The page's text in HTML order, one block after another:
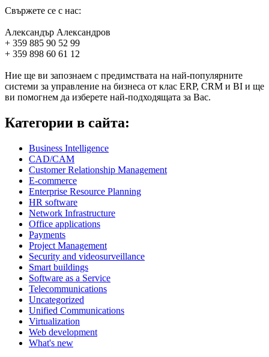
Свържете се с нас:
Александър Александров
+ 359 885 90 52 99
+ 359 898 60 61 12
Ние ще ви запознаем с предимствата на най-популярните
системи за управление на бизнеса от клас ERP, CRM и BI и ще
ви помогнем да изберете най-подходящата за Вас.
Категории в сайта:
Business Intelligence
CAD/CAM
Customer Relationship Management
E-commerce
Enterprise Resource Planning
HR software
Network Infrastructure
Office applications
Payments
Project Management
Security and videosurveillance
Smart buildings
Software as a Service
Telecommunications
Uncategorized
Unified Communications
Virtualization
Web development
What's new